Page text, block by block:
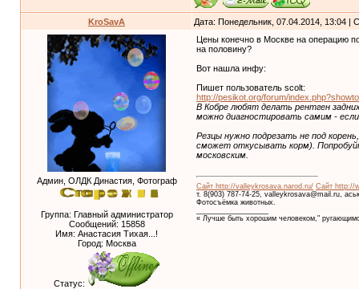
KroSavA Дата: Понедельник, 07.04.2014, 13:04 |
Админ, ОЛДК Династия, Фотограф
Группа: Главный администратор
Сообщений: 15858
Имя: Анастасия Тихая...!
Город: Москва
Статус:
Цены конечно в Москве на операцию
на половину?
Вот нашла инфу:
Пишет пользователь scolt:
http://pesikot.org/forum/
В Кобре любят делать рентген
можно диагностировать самим - если
Резцы нужно подрезать не под
сможет откусывать корм).
московским.
Сайт http://valleykrosava.narod.ru/ Сайт http://
т. 8(903) 787-74-25, valleykrosava@mail.ru,
Фотосъёмка животных.
« Лучше быть хорошим человеком,"